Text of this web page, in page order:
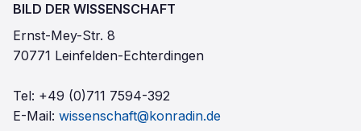
BILD DER WISSENSCHAFT
Ernst-Mey-Str. 8
70771 Leinfelden-Echterdingen
Tel: +49 (0)711 7594-392
E-Mail: wissenschaft@konradin.de